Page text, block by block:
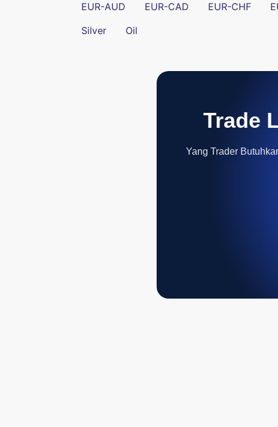
EUR-AUD
EUR-CAD EUR-CHF
Silver
Oil
Trade
Yang Trader